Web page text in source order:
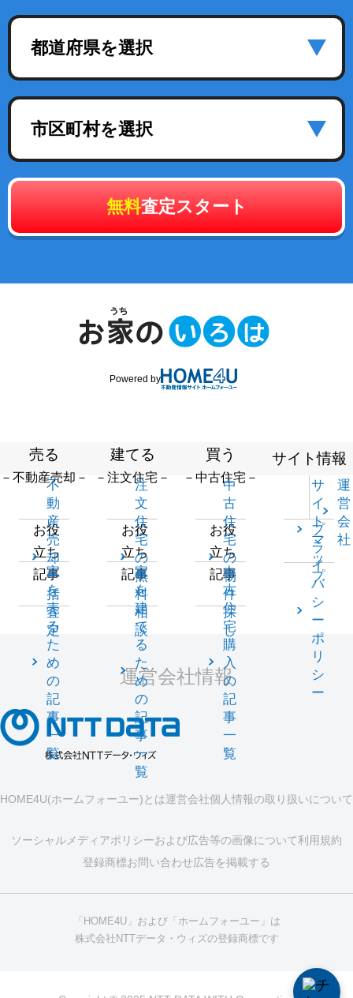
都道府県を選択
市区町村を選択
無料査定スタート
Powered by
売る
－不動産売却－
不
動
産
売
却
一
括
査
定
お役
立ち
記事
家
を
売
る
た
め
の
記
事
一
覧
建てる
－注文住宅－
注
文
住
宅
の
無
料
相
談
お役
立ち
記事
家
を
建
て
る
た
め
の
記
事
一
覧
買う
－中古住宅－
中
古
住
宅
の
物
件
探
し
お役
立ち
記事
中
古
住
宅
購
入
の
記
事
一
覧
サイト情報
サ
イ
ト
マ
ッ
プ
運
営
会
社
プ
ラ
イ
バ
シ
ー
ポ
リ
シ
ー
運営会社情報
HOME4U(ホームフォーユー)とは運営会社個人情報の取り扱いについて
ソーシャルメディアポリシーおよび広告等の画像について利用規約
登録商標お問い合わせ広告を掲載する
「HOME4U」および「ホームフォーユー」は
株式会社NTTデータ・ウィズの登録商標です